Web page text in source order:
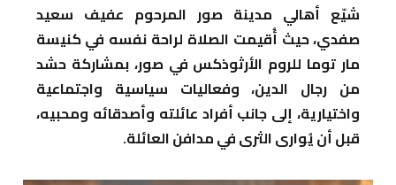
شيّع أهالي مدينة صور المرحوم عفيف سعيد
صفدي، حيث أُقيمت الصلاة لراحة نفسه في كنيسة
مار توما للروم الأرثوذكس في صور، بمشاركة حشد
من رجال الدين، وفعاليات سياسية واجتماعية
واختيارية، إلى جانب أفراد عائلته وأصدقائه ومحبيه،
قبل أن يُوارى الثرى في مدافن العائلة.